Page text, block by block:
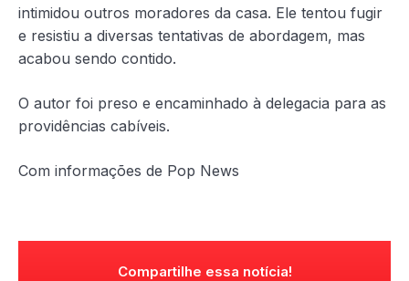
intimidou outros moradores da casa. Ele tentou fugir
e resistiu a diversas tentativas de abordagem, mas
acabou sendo contido.
O autor foi preso e encaminhado à delegacia para as
providências cabíveis.
Com informações de Pop News
Compartilhe essa notícia!